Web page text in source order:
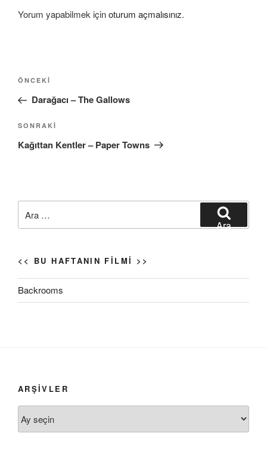
Yorum yapabilmek içinoturum açmalısınız.
Yazı
Önceki
Yazı
ÖNCEKI
Darağacı – The Gallows
Sonraki
Yazı
SONRAKI
Kağıttan Kentler – Paper Towns
Ara
<< BU HAFTANIN FILMI >>
Backrooms
ARŞIVLER